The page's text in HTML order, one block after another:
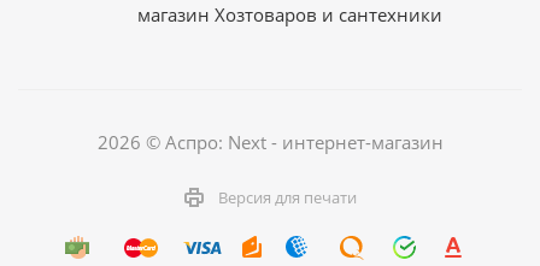
магазин Хозтоваров и сантехники
2026 © Аспро: Next - интернет-магазин
Версия для печати